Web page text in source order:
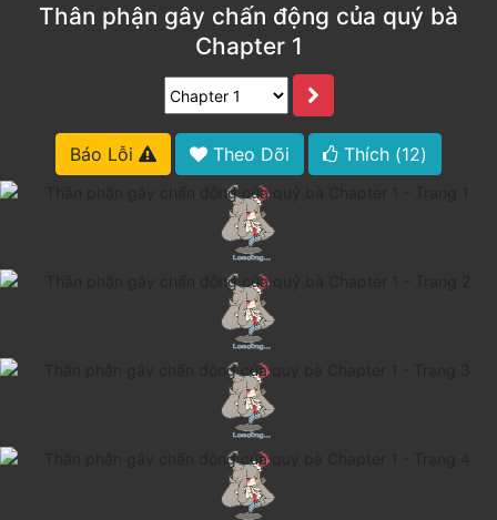
Truyện Mới Ra
Cổ Đại
Huyền Huyễn
Hàn Quốc
Thân phận gây chấn động của quý bà
Chapter 1
Báo Lỗi Theo Dõi Thích (12)